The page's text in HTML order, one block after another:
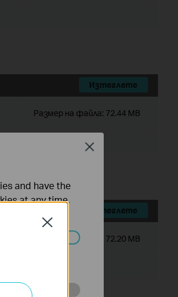
Изтеглете
Размер на файла: 72.44 MB
Изтеглете
Размер на файла: 72.20 MB
Close
and have the
at any time.
in your
Close